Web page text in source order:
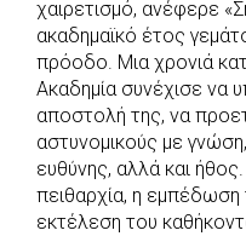
χαιρετισμό, ανέφερε
ακαδημαϊκό έτος
πρόοδο. Μια χρονιά
Ακαδημία συνέχισε να
αποστολή της, να
αστυνομικούς με
ευθύνης, αλλά και
πειθαρχία, η εμπέδωση
εκτέλεση του